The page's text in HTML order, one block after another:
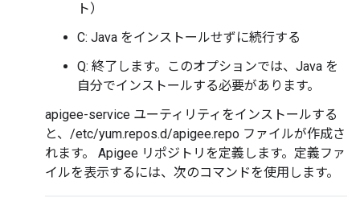
ト）
C: Java をインストールせずに続行する
Q: 終了します。このオプションでは、Java を
自分でインストールする必要があります。
apigee-service ユーティリティをインストールする
と、/etc/yum.repos.d/apigee.repo ファイルが作成さ
れます。 Apigee リポジトリを定義します。定義ファ
イルを表示するには、次のコマンドを使用します。